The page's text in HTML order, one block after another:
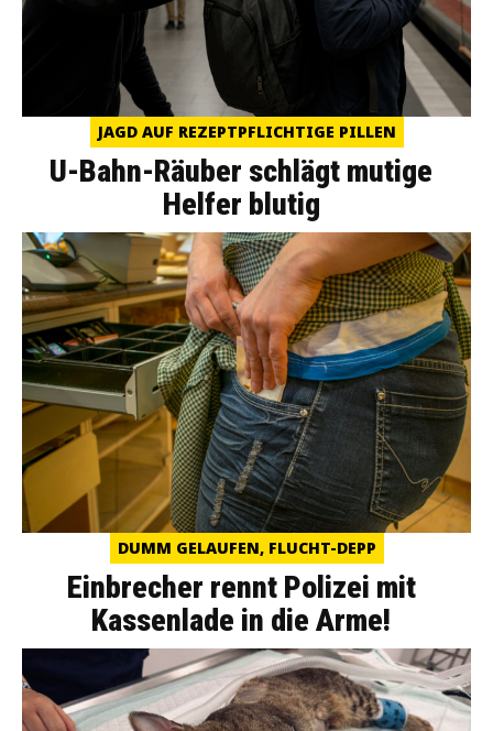
JAGD AUF REZEPTPFLICHTIGE PILLEN
U-Bahn-Räuber schlägt mutige
Helfer blutig
DUMM GELAUFEN, FLUCHT-DEPP
Einbrecher rennt Polizei mit
Kassenlade in die Arme!